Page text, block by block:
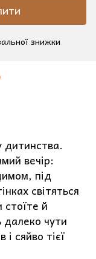
знижки
дитинства.
вечір:
під
світяться
стоїте й
чути
сяйво тієї